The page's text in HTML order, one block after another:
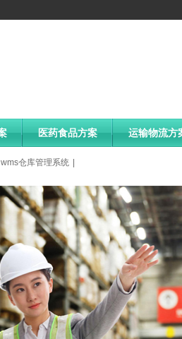
医药食品方案 运输物流方
wms仓库管理系统